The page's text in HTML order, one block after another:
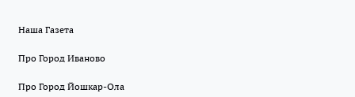
Наша Газета
Про Город Иваново
Про Город Йошкар-Ола